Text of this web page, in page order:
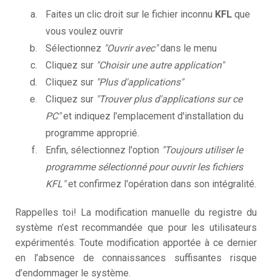
Faites un clic droit sur le fichier inconnu KFL que
vous voulez ouvrir
Sélectionnez "Ouvrir avec"dans le menu
Cliquez sur "Choisir une autre application"
Cliquez sur "Plus d'applications"
Cliquez sur "Trouver plus d'applications sur ce
PC"et indiquez l'emplacement d'installation du
programme approprié.
Enfin, sélectionnez l'option "Toujours utiliser le
programme sélectionné pour ouvrir les fichiers
KFL"et confirmez l'opération dans son intégralité.
Rappelles toi! La modification manuelle du registre du
système n’est recommandée que pour les utilisateurs
expérimentés. Toute modification apportée à ce dernier
en l’absence de connaissances suffisantes risque
d’endommager le système.